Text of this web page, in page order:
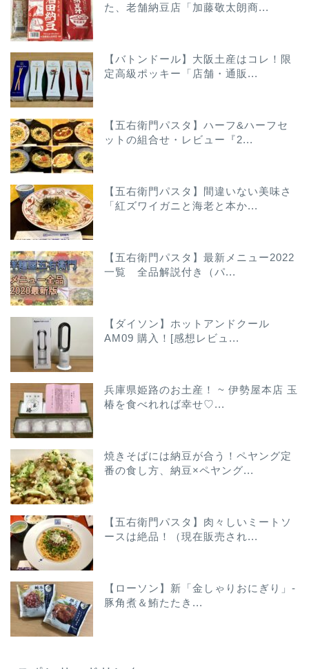
た、老舗納豆店「加藤敬太朗商...
【バトンドール】大阪土産はコレ！限
定高級ポッキー「店舗・通販...
【五右衛門パスタ】ハーフ&ハーフセ
ットの組合せ・レビュー『2...
【五右衛門パスタ】間違いない美味さ
「紅ズワイガニと海老と本か...
【五右衛門パスタ】最新メニュー2022
一覧 全品解説付き（パ...
【ダイソン】ホットアンドクール
AM09 購入！[感想レビュ...
兵庫県姫路のお土産！ ~ 伊勢屋本店 玉
椿を食べれれば幸せ♡...
焼きそばには納豆が合う！ペヤング定
番の食し方、納豆×ペヤング...
【五右衛門パスタ】肉々しいミートソ
ースは絶品！（現在販売され...
【ローソン】新「金しゃりおにぎり」-
豚角煮＆鮪たたき...